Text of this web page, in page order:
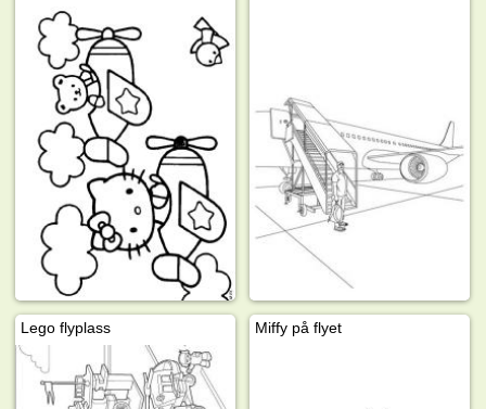
Lego flyplass Miffy på flyet